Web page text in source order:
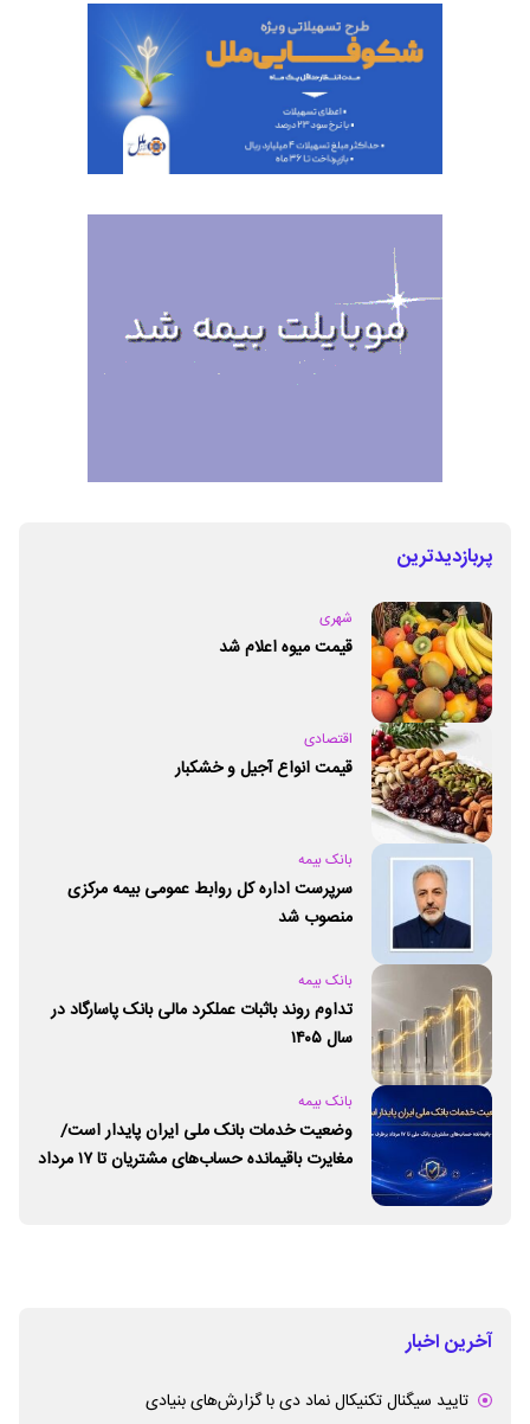
پربازدیدترین
شهری
قیمت میوه اعلام شد
اقتصادی
قیمت انواع آجیل و خشکبار
بانک بیمه
سرپرست اداره کل روابط عمومی بیمه مرکزی
منصوب شد
بانک بیمه
تداوم روند باثبات عملکرد مالی بانک پاسارگاد در
سال ۱۴۰۵
بانک بیمه
وضعیت خدمات بانک ملی ایران پایدار است/
مغایرت‌ باقیمانده حساب‌های مشتریان تا ۱۷ مرداد
آخرین اخبار
تایید سیگنال تکنیکال نماد دی با گزارش‌های بنیادی